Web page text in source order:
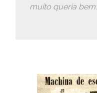
muito queria bem: